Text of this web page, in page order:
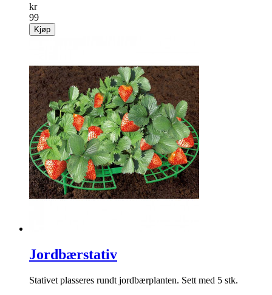
kr
99
Kjøp
Jordbærstativ
Stativet plasseres rundt jordbærplanten. Sett med 5 stk.